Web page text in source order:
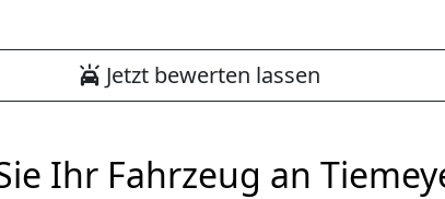
Jetzt bewerten lassen
Ihr Fahrzeug an